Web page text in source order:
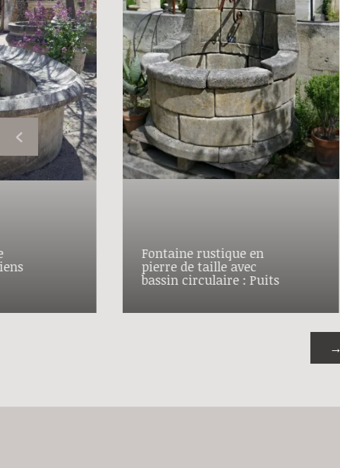
Fontaine rustique en
pierre de taille avec
bassin circulaire : Puits